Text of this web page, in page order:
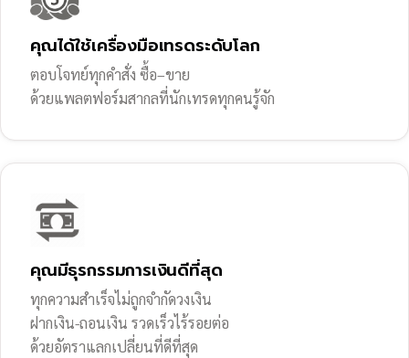
คุณได้ใช้เครื่องมือเทรดระดับโลก
ตอบโจทย์ทุกคำสั่ง ซื้อ–ขาย
ด้วยแพลตฟอร์มสากลที่นักเทรดทุกคนรู้จัก
คุณมีธุรกรรมการเงินดีที่สุด
ทุกความสำเร็จไม่ถูกจำกัดวงเงิน
ฝากเงิน-ถอนเงิน รวดเร็วไร้รอยต่อ
ด้วยอัตราแลกเปลี่ยนที่ดีที่สุด